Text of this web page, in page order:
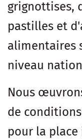
grignottises,
pastilles et
alimentaires
niveau
Nous
de
pour la